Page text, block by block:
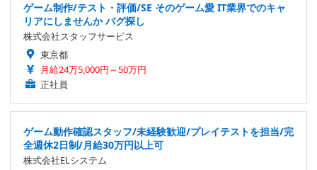
ゲーム制作/テスト・評価/SE そのゲーム愛 IT業界でのキャ
リアにしませんか バグ探し
株式会社スタッフサービス
東京都
月給24万5,000円～50万円
正社員
ゲーム動作確認スタッフ/未経験歓迎/プレイテストを担当/完
全週休2日制/月給30万円以上可
株式会社ELシステム